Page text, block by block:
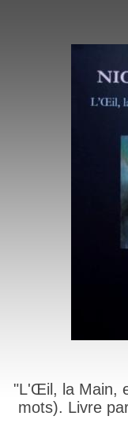
"L'Œil, la Main,
mots). Livre